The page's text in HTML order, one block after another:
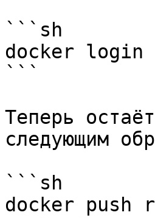
```sh
docker login
```
Теперь
следующим
```sh
docker push